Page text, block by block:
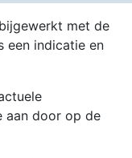
met de
een indicatie en
aan door op de